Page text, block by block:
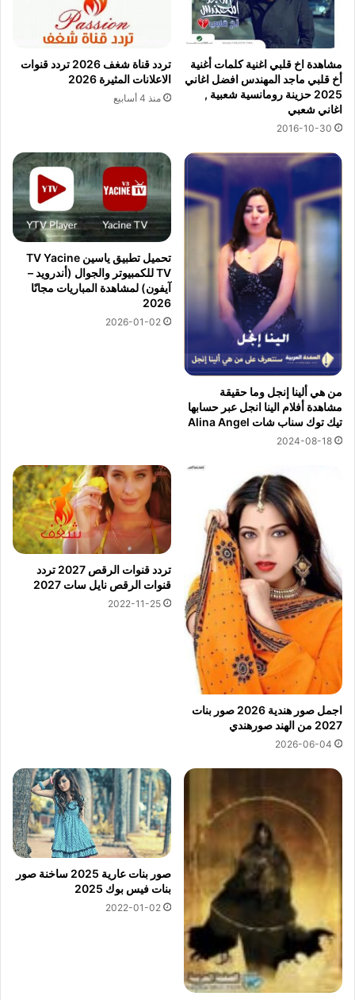
مشاهدة اخ قلبي اغنية كلمات أغنية
أخ قلبي ماجد المهندس افضل اغاني
2025 حزينة رومانسية شعبية ,
اغاني شعبي
2016-10-30
تردد قناة شغف 2026 تردد قنوات
الاعلانات المثيرة 2026
منذ 4 أسابيع
من هي ألينا إنجل وما حقيقة
مشاهدة أفلام الينا انجل عبر حسابها
تيك توك سناب شات Alina Angel
2024-08-18
تحميل تطبيق ياسين TV Yacine
TV للكمبيوتر والجوال (أندرويد –
آيفون) لمشاهدة المباريات مجانًا
2026
2026-01-02
اجمل صور هندية 2026 صور بنات
2027 من الهند صورهندي
2026-06-04
تردد قنوات الرقص 2027 تردد
قنوات الرقص نايل سات 2027
2022-11-25
صور بنات عارية 2025 ساخنة صور
بنات فيس بوك 2025
2022-01-02